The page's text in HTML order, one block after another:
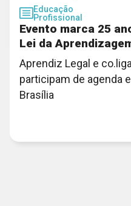
Educação
Profissional
Evento marca 25
Lei da
Aprendiz Legal e co.liga
participam de agenda
Brasília